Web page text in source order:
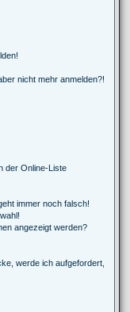
nicht mehr anmelden?!
der Online-Liste
immer noch falsch!
angezeigt werden?
werde ich aufgefordert,